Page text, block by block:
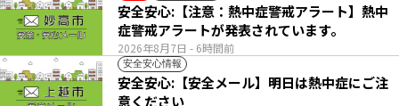
2026年8月7日 - 6時間前
安全安心:【注意：熱中症警戒アラート】熱中
症警戒アラートが発表されています。
安全安心情報
安全安心:【安全メール】明日は熱中症にご注
意ください